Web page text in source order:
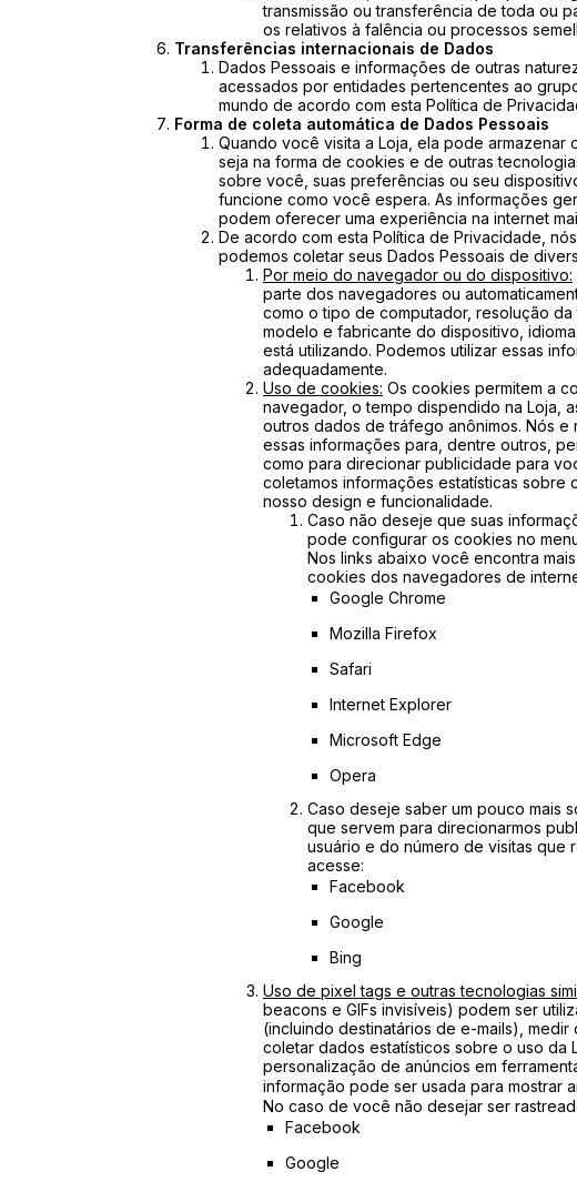
transmissão ou transferência de toda ou
os relativos à falência ou processos
Transferências internacionais de Dados
Dados Pessoais e informações de outras
acessados por entidades pertencentes ao
mundo de acordo com esta Política de
Forma de coleta automática de Dados Pessoais
Quando você visita a Loja, ela pode armazenar
seja na forma de cookies e de outras
sobre você, suas preferências ou seu
funcione como você espera. As informações
podem oferecer uma experiência na internet
De acordo com esta Política de Privacidade,
podemos coletar seus Dados Pessoais de
Por meio do navegador ou do dispositivo:
parte dos navegadores ou
como o tipo de computador, resolução
modelo e fabricante do dispositivo,
está utilizando. Podemos utilizar essas
adequadamente.
Uso de cookies: Os cookies permitem a
navegador, o tempo dispendido na Loja,
outros dados de tráfego anônimos. Nós
essas informações para, dentre outros,
como para direcionar publicidade para
coletamos informações estatísticas sobre
nosso design e funcionalidade.
Caso não deseje que suas
pode configurar os cookies no
Nos links abaixo você encontra
cookies dos navegadores de
Google Chrome
Mozilla Firefox
Safari
Internet Explorer
Microsoft Edge
Opera
Caso deseje saber um pouco mais
que servem para direcionarmos
usuário e do número de visitas que
acesse:
Facebook
Google
Bing
Uso de pixel tags e outras tecnologias
beacons e GIFs invisíveis) podem ser
(incluindo destinatários de e-mails),
coletar dados estatísticos sobre o uso da
personalização de anúncios em
informação pode ser usada para mostrar
No caso de você não desejar ser
Facebook
Google